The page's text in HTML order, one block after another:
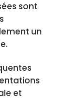
sont
un
et